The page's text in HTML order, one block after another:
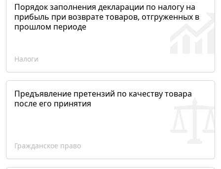
Порядок заполнения декларации по налогу на
прибыль при возврате товаров, отгруженных в
прошлом периоде
Налоги
Предъявление претензий по качеству товара
после его принятия
Гражданское право